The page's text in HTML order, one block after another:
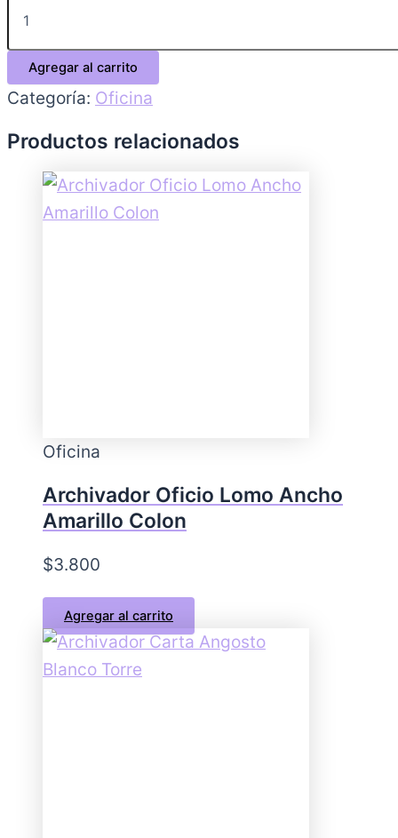
Agregar al carrito
Categoría: Oficina
Productos relacionados
Oficina
Archivador Oficio Lomo Ancho
Amarillo Colon
$3.800
Agregar al carrito